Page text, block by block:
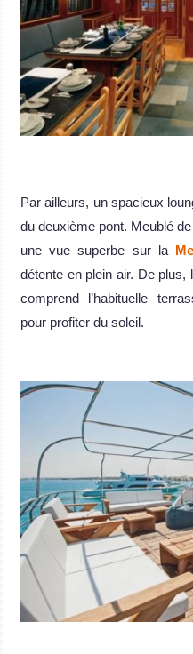
Par ailleurs, un spacieux
du deuxième pont. Meublé
une vue superbe sur la
détente en plein air. De
comprend l’habituelle
pour profiter du soleil.